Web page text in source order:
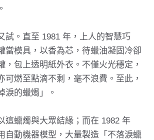
試。直至 1981 年，上人的智慧巧
當模具，以香為芯，待蠟油凝固冷卻
，包上透明紙外衣。不僅火光穩定，
可燃至點滴不剩，毫不浪費。至此，
淚的蠟燭」。
這蠟燭與大眾結緣；而在 1982 年
自動機器模型，大量製造「不落淚蠟